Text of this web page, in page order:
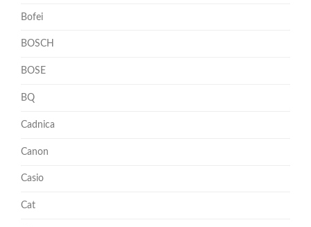
Bofei
BOSCH
BOSE
BQ
Cadnica
Canon
Casio
Cat